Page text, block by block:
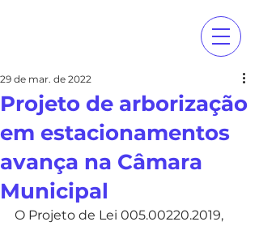
Projeto de arborização
em estacionamentos
avança na Câmara
Municipal
29 de mar. de 2022
O Projeto de Lei 005.00220.2019,